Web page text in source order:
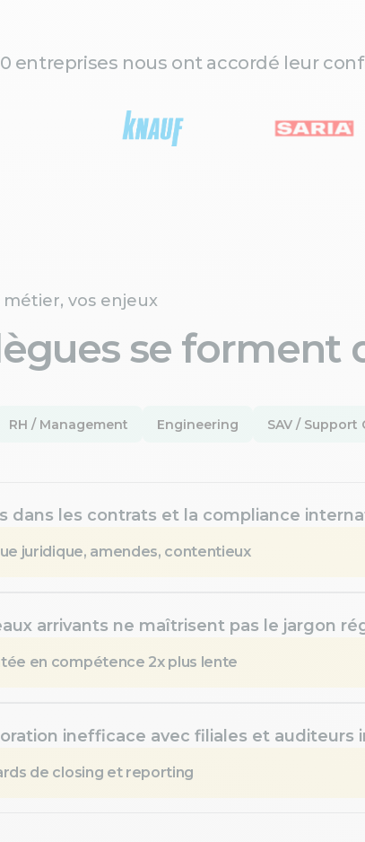
entreprises nous ont accordé leur
vos enjeux
se forment
RH / Management Engineering SAV / Support
dans les contrats et la compliance
juridique, amendes, contentieux
arrivants ne maîtrisent pas le jargon
en compétence 2x plus lente
inefficace avec filiales et auditeurs
de closing et reporting